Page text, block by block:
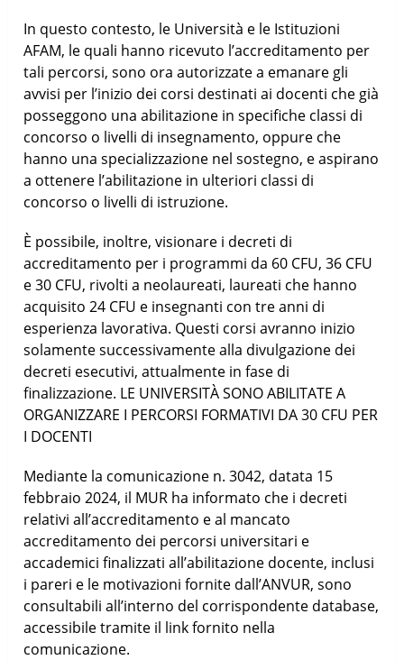
In questo contesto, le Università e le Istituzioni
AFAM, le quali hanno ricevuto l’accreditamento per
tali percorsi, sono ora autorizzate a emanare gli
avvisi per l’inizio dei corsi destinati ai docenti che già
posseggono una abilitazione in specifiche classi di
concorso o livelli di insegnamento, oppure che
hanno una specializzazione nel sostegno, e aspirano
a ottenere l’abilitazione in ulteriori classi di
concorso o livelli di istruzione.
È possibile, inoltre, visionare i decreti di
accreditamento per i programmi da 60 CFU, 36 CFU
e 30 CFU, rivolti a neolaureati, laureati che hanno
acquisito 24 CFU e insegnanti con tre anni di
esperienza lavorativa. Questi corsi avranno inizio
solamente successivamente alla divulgazione dei
decreti esecutivi, attualmente in fase di
finalizzazione. LE UNIVERSITÀ SONO ABILITATE A
ORGANIZZARE I PERCORSI FORMATIVI DA 30 CFU PER
I DOCENTI
Mediante la comunicazione n. 3042, datata 15
febbraio 2024, il MUR ha informato che i decreti
relativi all’accreditamento e al mancato
accreditamento dei percorsi universitari e
accademici finalizzati all’abilitazione docente, inclusi
i pareri e le motivazioni fornite dall’ANVUR, sono
consultabili all’interno del corrispondente database,
accessibile tramite il link fornito nella
comunicazione.